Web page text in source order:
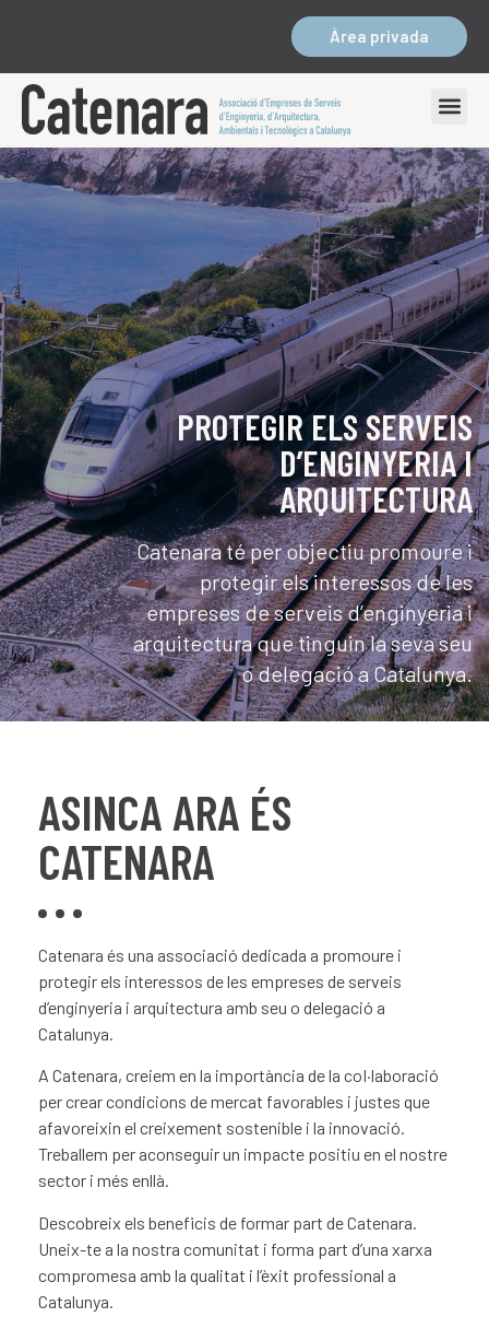
Àrea privada
ASINCA ARA ÉS CATENARA
ASINCA ha iniciat una nova etapa
partir d'ara, l'associació serà
coneguda com Catenara;
Associació d'Empreses de Serveis
Catalunya.
ASINCA ARA ÉS
CATENARA
Catenara és una associació dedicada a promoure i
protegir els interessos de les empreses de serveis
d’enginyeria i arquitectura amb seu o delegació a
Catalunya.
A Catenara, creiem en la importància de la coI·laboració
per crear condicions de mercat favorables i justes que
afavoreixin el creixement sostenible i la innovació.
Treballem per aconseguir un impacte positiu en el nostre
sector i més enllà.
Descobreix els beneficis de formar part de Catenara.
Uneix-te a la nostra comunitat i forma part d’una xarxa
compromesa amb la qualitat i l’èxit professional a
Catalunya.